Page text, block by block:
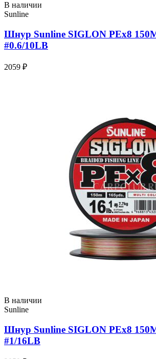
В наличии
Sunline
Шнур Sunline SIGLON PEx8
#0.6/10LB
2059 ₽
В наличии
Sunline
Шнур Sunline SIGLON PEx8
#1/16LB